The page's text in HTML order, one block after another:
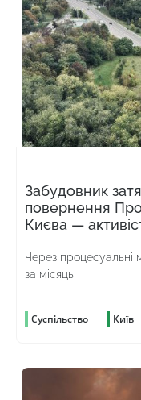
Забудовник
повернення
Києва —
Через процесуальні
за місяць
Суспільство Київ